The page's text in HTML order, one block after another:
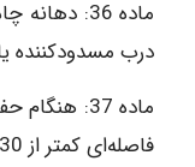
درب مسدودکننده
ماده‌ 37: